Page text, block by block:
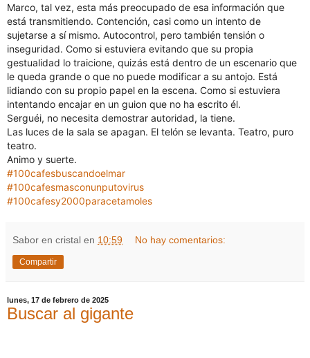
Marco, tal vez, esta más preocupado de esa información que
está transmitiendo. Contención, casi como un intento de
sujetarse a sí mismo. Autocontrol, pero también tensión o
inseguridad. Como si estuviera evitando que su propia
gestualidad lo traicione, quizás está dentro de un escenario que
le queda grande o que no puede modificar a su antojo. Está
lidiando con su propio papel en la escena. Como si estuviera
intentando encajar en un guion que no ha escrito él.
Serguéi, no necesita demostrar autoridad, la tiene.
Las luces de la sala se apagan. El telón se levanta. Teatro, puro
teatro.
Animo y suerte.
#100cafesbuscandoelmar
#100cafesmasconunputovirus
#100cafesy2000paracetamoles
Sabor en cristal en 10:59 No hay comentarios:
Compartir
lunes, 17 de febrero de 2025
Buscar al gigante